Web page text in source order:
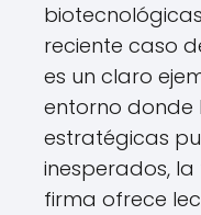
reciente caso
es un claro
entorno donde
estratégicas
inesperados,
firma ofrece